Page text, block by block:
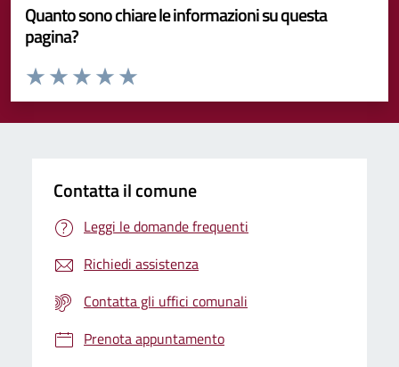
Quanto sono chiare le informazioni su questa
pagina?
Valuta da 1 a 5 stelle la pagina
Contatta il comune
Leggi le domande frequenti
Richiedi assistenza
Contatta gli uffici comunali
Prenota appuntamento